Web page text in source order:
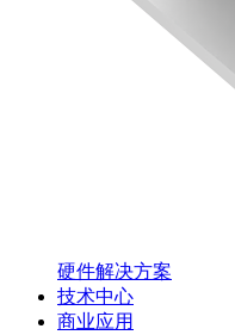
硬件解决方案
技术中心
商业应用